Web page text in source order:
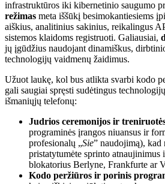
infrastruktūros iki kibernetinio saugumo
režimas meta iššūkį besimokantiesiems
aiškius, analitinius sakinius, reikalingus
sistemos klaidoms registruoti. Galiausiai,
jų įgūdžius naudojant dinamiškus,
technologijų vaidmenų žaidimus.
Užuot laukę, kol bus atlikta svarbi kodo
gali saugiai spręsti sudėtingus
išmaniųjų telefonų:
Judrios ceremonijos ir
programinės įrangos niuansus ir
profesionalų „Sie” naudojimą), kad
pristatytumėte sprinto atnaujinimus
blokatorius Berlyne, Frankfurte ar
Kodo peržiūros ir porinis